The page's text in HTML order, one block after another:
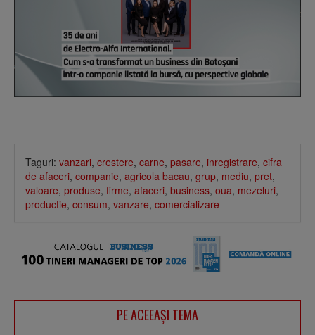
Taguri: vanzari, crestere, carne, pasare, inregistrare, cifra
de afaceri, companie, agricola bacau, grup, mediu, pret,
valoare, produse, firme, afaceri, business, oua, mezeluri,
productie, consum, vanzare, comercializare
PE ACEEAŞI TEMA